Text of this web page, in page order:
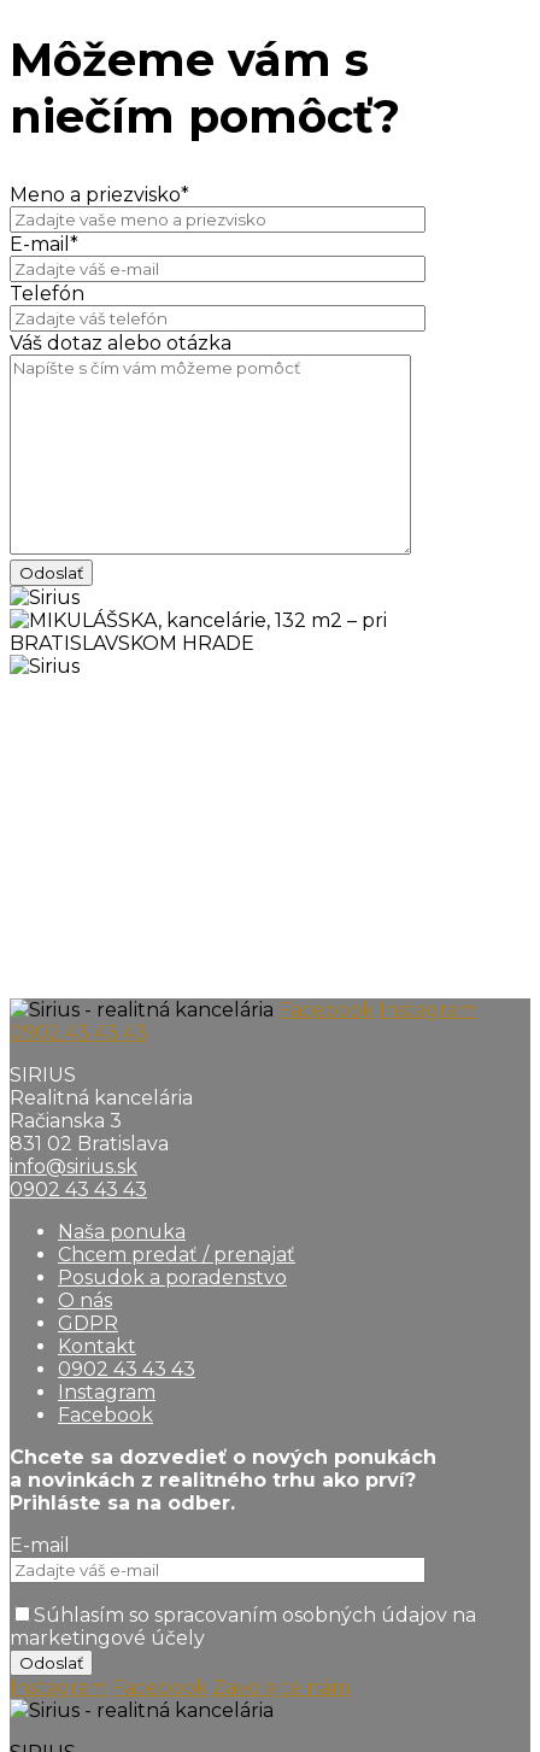
Môžeme vám s
niečím pomôcť?
Meno a priezvisko*
E-mail*
Telefón
Váš dotaz alebo otázka
Facebook Instagram
0902 43 43 43
SIRIUS
Realitná kancelária
Račianska 3
831 02 Bratislava
info@sirius.sk
0902 43 43 43
Naša ponuka
Chcem predať / prenajať
Posudok a poradenstvo
O nás
GDPR
Kontakt
0902 43 43 43
Instagram
Facebook
Chcete sa dozvedieť o nových ponukách
a novinkách z realitného trhu ako prví?
Prihláste sa na odber.
E-mail
Súhlasím so spracovaním osobných údajov na
marketingové účely
Instagram Facebook Zavolajte nám